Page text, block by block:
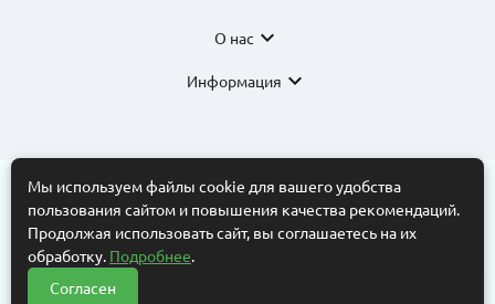
О нас expand_more
Информация expand_more
© 2011-2026 ООО “АНКОМ”
Все торговые марки принадлежат их владельцам. Копирование
составляющих частей сайта в какой бы то ни было форме без
разрешения владельца авторских прав запрещено. Интернет-
магазин носит исключительно информационный характер.
Информационные материалы, размеры, фото и цены сайта не
Мы используем файлы cookie для вашего удобства
пользования сайтом и повышения качества рекомендаций.
Продолжая использовать сайт, вы соглашаетесь на их
обработку. Подробнее.
Согласен